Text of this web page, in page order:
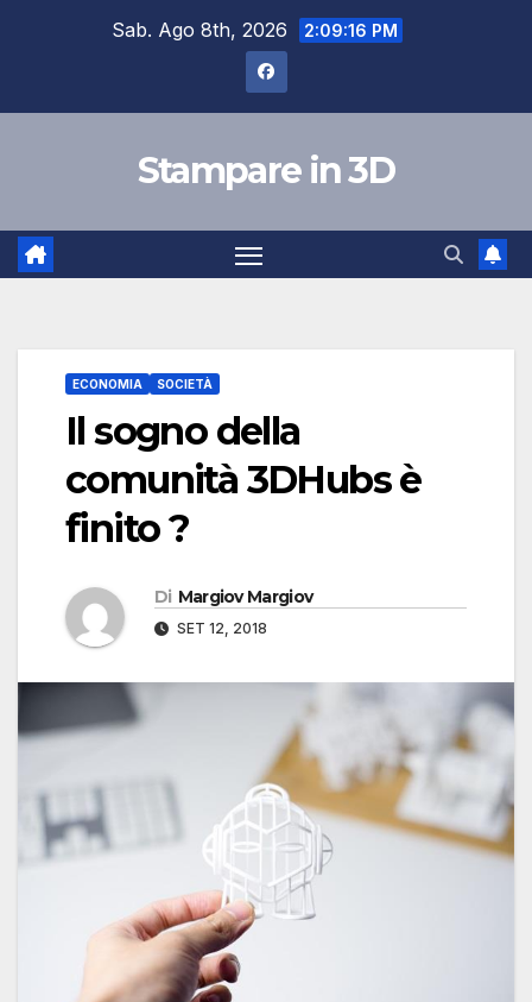
Sab. Ago 8th, 2026 2:09:17 PM
Stampare in 3D
ECONOMIA SOCIETÀ
Il sogno della
comunità 3DHubs è
finito ?
Di Margiov Margiov
SET 12, 2018